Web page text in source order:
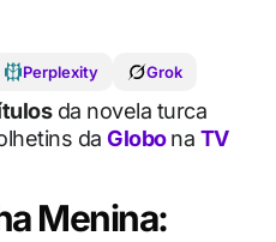
Perplexity Grok
da novela turca
da Globona TV
Menina: